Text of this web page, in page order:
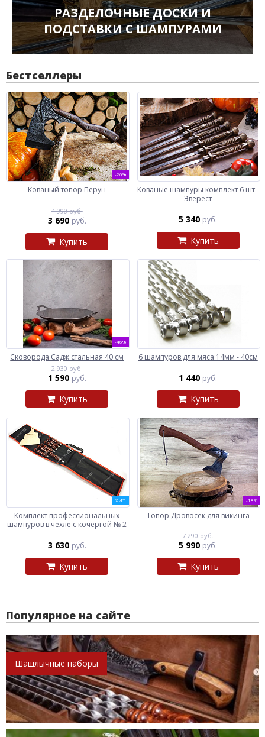
РАЗДЕЛОЧНЫЕ ДОСКИ И
ПОДСТАВКИ С ШАМПУРАМИ
Бестселлеры
-26%
Кованый топор Перун
4 990 руб.
3 690 руб.
Купить
Кованые шампуры комплект 6 шт -
Эверест
5 340 руб.
Купить
-46%
Сковорода Садж стальная 40 см
2 930 руб.
1 590 руб.
Купить
6 шампуров для мяса 14мм - 40см
1 440 руб.
Купить
ХИТ
Комплект профессиональных
шампуров в чехле с кочергой № 2
3 630 руб.
Купить
-18%
Топор Дровосек для викинга
7 290 руб.
5 990 руб.
Купить
Популярное на сайте
Шашлычные наборы